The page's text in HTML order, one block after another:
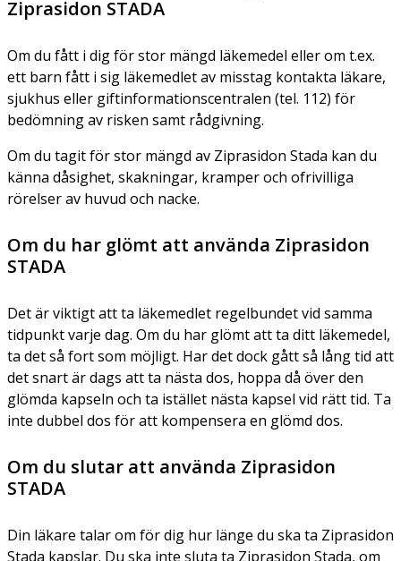
Ziprasidon STADA
Om du fått i dig för stor mängd läkemedel eller om t.ex.
ett barn fått i sig läkemedlet av misstag kontakta läkare,
sjukhus eller giftinformationscentralen (tel. 112) för
bedömning av risken samt rådgivning.
Om du tagit för stor mängd av Ziprasidon Stada kan du
känna dåsighet, skakningar, kramper och ofrivilliga
rörelser av huvud och nacke.
Om du har glömt att använda Ziprasidon
STADA
Det är viktigt att ta läkemedlet regelbundet vid samma
tidpunkt varje dag. Om du har glömt att ta ditt läkemedel,
ta det så fort som möjligt. Har det dock gått så lång tid att
det snart är dags att ta nästa dos, hoppa då över den
glömda kapseln och ta istället nästa kapsel vid rätt tid. Ta
inte dubbel dos för att kompensera en glömd dos.
Om du slutar att använda Ziprasidon
STADA
Din läkare talar om för dig hur länge du ska ta Ziprasidon
Stada kapslar. Du ska inte sluta ta Ziprasidon Stada, om